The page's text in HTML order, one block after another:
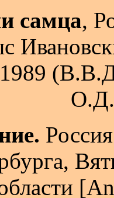
самца,
1989